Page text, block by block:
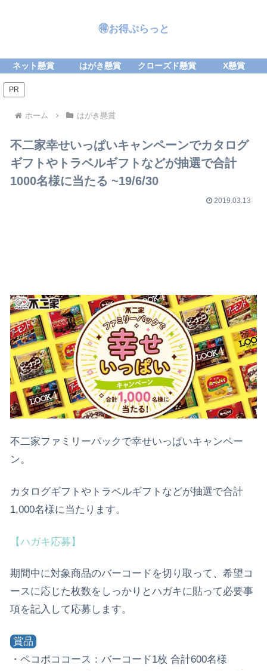
🉐お得ぷらっと
ネット懸賞 はがき懸賞 クローズド懸賞 X懸賞
PR
ホーム はがき懸賞
不二家幸せいっぱいキャンペーンでカタログ
ギフトやトラベルギフトなどが抽選で合計
1000名様に当たる ~19/6/30
2019.03.13
不二家ファミリーパックで幸せいっぱいキャンペー
ン。
カタログギフトやトラベルギフトなどが抽選で合計
1,000名様に当たります。
【ハガキ応募】
期間中に対象商品のバーコードを切り取って、希望コ
ースに応じた枚数をしっかりとハガキに貼って必要事
項を記入して応募します。
賞品
・ペコポココース：バーコード1枚 合計600名様